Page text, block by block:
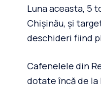
Luna aceasta, 5
Chișinău, și
deschideri fiind
Cafenelele din
dotate încă de la